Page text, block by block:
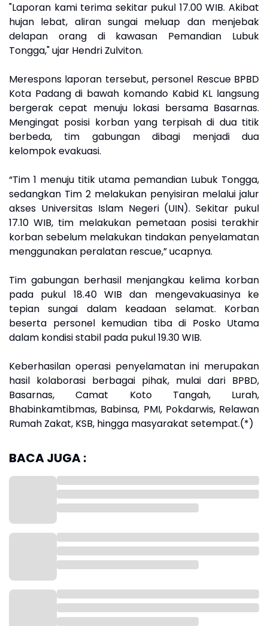
"Laporan kami terima sekitar pukul 17.00 WIB. Akibat
hujan lebat, aliran sungai meluap dan menjebak
delapan orang di kawasan Pemandian Lubuk
Tongga," ujar Hendri Zulviton.
Merespons laporan tersebut, personel Rescue BPBD
Kota Padang di bawah komando Kabid KL langsung
bergerak cepat menuju lokasi bersama Basarnas.
Mengingat posisi korban yang terpisah di dua titik
berbeda, tim gabungan dibagi menjadi dua
kelompok evakuasi.
“Tim 1 menuju titik utama pemandian Lubuk Tongga,
sedangkan Tim 2 melakukan penyisiran melalui jalur
akses Universitas Islam Negeri (UIN). Sekitar pukul
17.10 WIB, tim melakukan pemetaan posisi terakhir
korban sebelum melakukan tindakan penyelamatan
menggunakan peralatan rescue,” ucapnya.
Tim gabungan berhasil menjangkau kelima korban
pada pukul 18.40 WIB dan mengevakuasinya ke
tepian sungai dalam keadaan selamat. Korban
beserta personel kemudian tiba di Posko Utama
dalam kondisi stabil pada pukul 19.30 WIB.
Keberhasilan operasi penyelamatan ini merupakan
hasil kolaborasi berbagai pihak, mulai dari BPBD,
Basarnas, Camat Koto Tangah, Lurah,
Bhabinkamtibmas, Babinsa, PMI, Pokdarwis, Relawan
Rumah Zakat, KSB, hingga masyarakat setempat.(*)
BACA JUGA :